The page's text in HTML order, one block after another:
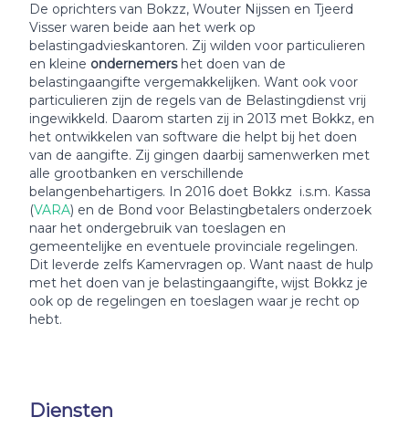
De oprichters van Bokzz, Wouter Nijssen en Tjeerd
Visser waren beide aan het werk op
belastingadvieskantoren. Zij wilden voor particulieren
en kleine ondernemershet doen van de
belastingaangifte vergemakkelijken. Want ook voor
particulieren zijn de regels van de Belastingdienst vrij
ingewikkeld. Daarom starten zij in 2013 met Bokkz, en
het ontwikkelen van software die helpt bij het doen
van de aangifte. Zij gingen daarbij samenwerken met
alle grootbanken en verschillende
belangenbehartigers. In 2016 doet Bokkz i.s.m. Kassa
(VARA) en de Bond voor Belastingbetalers onderzoek
naar het ondergebruik van toeslagen en
gemeentelijke en eventuele provinciale regelingen.
Dit leverde zelfs Kamervragen op. Want naast de hulp
met het doen van je belastingaangifte, wijst Bokkz je
ook op de regelingen en toeslagen waar je recht op
hebt.
Diensten